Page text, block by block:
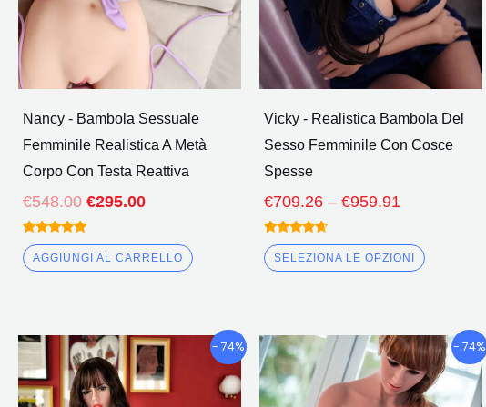
Nancy - Bambola Sessuale
Femminile Realistica A Metà
Corpo Con Testa Reattiva
€548.00 €295.00
Valutato
5.00
fuori da 5
AGGIUNGI AL CARRELLO
Vicky - Realistica Bambola Del
Sesso Femminile Con Cosce
Spesse
€709.26 – €959.91
Valutato
4.50
fuori da 5
SELEZIONA LE OPZIONI
possono
essere
scelte
nella
pagina
del
- 74%
Fascia
prezzo:
Questo
prodotto
- 74%
Fascia
di
prezzo:
Questo
prodotto
ha